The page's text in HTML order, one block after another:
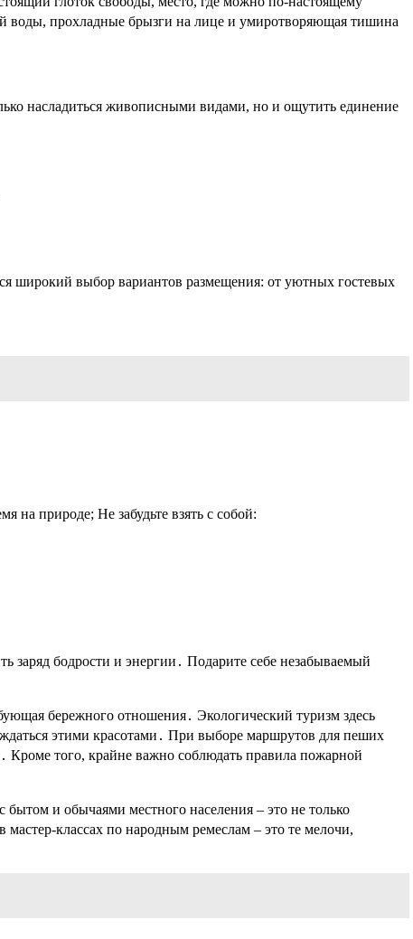
воды, прохладные брызги на лице и умиротворяющая тишина
насладиться живописными видами, но и ощутить единение
широкий выбор вариантов размещения: от уютных гостевых
на природе; Не забудьте взять с собой:
заряд бодрости и энергии․ Подарите себе незабываемый
бережного отношения․ Экологический туризм здесь
этими красотами․ При выборе маршрутов для пеших
того, крайне важно соблюдать правила пожарной
и обычаями местного населения – это не только
классах по народным ремеслам – это те мелочи,